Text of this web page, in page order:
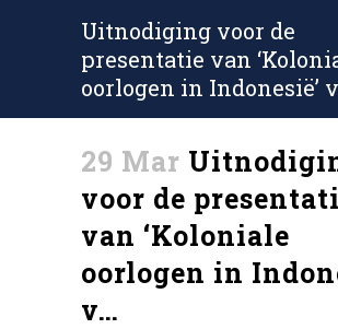
Uitnodiging voor de
presentatie van
oorlogen in Indonesië’
29 Mar
voor de
van ‘Koloniale
oorlogen in
v…